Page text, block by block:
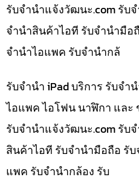
รับจํานําแจ้งวัฒนะ.com รับ
จำนำสินค้าไอที รับจำนำมือ
จำนำไอแพค รับจำนำกล้
รับจำนำ iPad บริการ รับจ
ไอแพค ไอโฟน นาฬิกา และ
รับจํานําแจ้งวัฒนะ.com รับ
สินค้าไอที รับจำนำมือถือ รั
แพค รับจำนำกล้อง รับ